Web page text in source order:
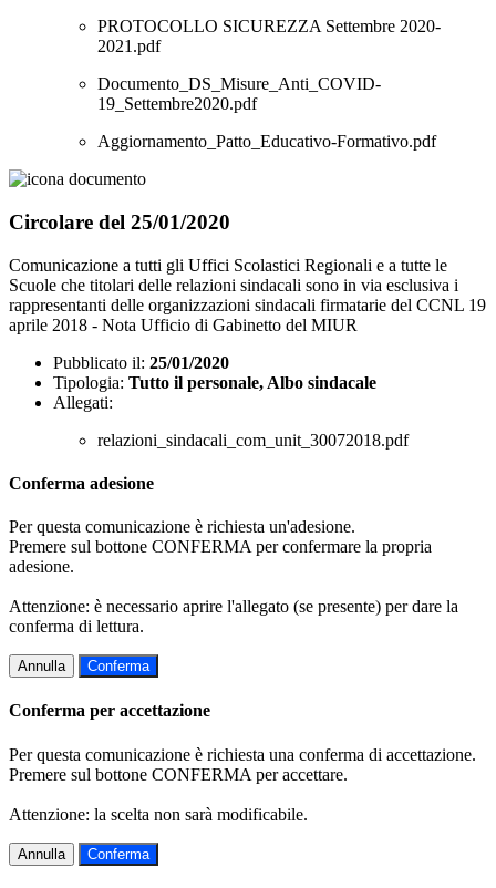
PROTOCOLLO SICUREZZA Settembre 2020-
2021.pdf
Documento_DS_Misure_Anti_COVID-
19_Settembre2020.pdf
Aggiornamento_Patto_Educativo-Formativo.pdf
Circolare del 25/01/2020
Comunicazione a tutti gli Uffici Scolastici Regionali e a tutte le
Scuole che titolari delle relazioni sindacali sono in via esclusiva i
rappresentanti delle organizzazioni sindacali firmatarie del CCNL 19
aprile 2018 - Nota Ufficio di Gabinetto del MIUR
Pubblicato il: 25/01/2020
Tipologia: Tutto il personale, Albo sindacale
Allegati:
relazioni_sindacali_com_unit_30072018.pdf
Conferma adesione
Per questa comunicazione è richiesta un'adesione.
Premere sul bottone CONFERMA per confermare la propria
adesione.
Attenzione: è necessario aprire l'allegato (se presente) per dare la
conferma di lettura.
Annulla Conferma
Conferma per accettazione
Per questa comunicazione è richiesta una conferma di accettazione.
Premere sul bottone CONFERMA per accettare.
Attenzione: la scelta non sarà modificabile.
Annulla Conferma